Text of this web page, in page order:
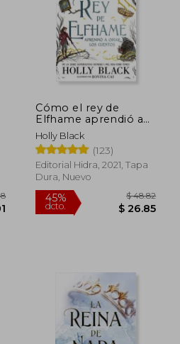
Cómo el rey de
Elfhame aprendió a
odiar los cuentos
Holly Black
(123)
Editorial Hidra, 2021, Tapa
Dura, Nuevo
45%
dcto.